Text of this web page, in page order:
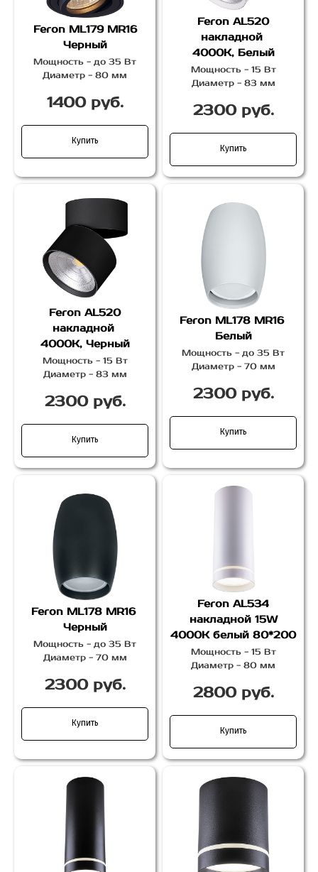
Feron ML179 MR16
Черный
Мощность - до 35 Вт
Диаметр - 80 мм
1400 руб.
Купить
Feron AL520
накладной
4000К, Белый
Мощность - 15 Вт
Диаметр - 83 мм
2300 руб.
Купить
Feron AL520
накладной
4000К, Черный
Мощность - 15 Вт
Диаметр - 83 мм
2300 руб.
Купить
Feron ML178 MR16
Белый
Мощность - до 35 Вт
Диаметр - 70 мм
2300 руб.
Купить
Feron ML178 MR16
Черный
Мощность - до 35 Вт
Диаметр - 70 мм
2300 руб.
Купить
Feron AL534
накладной 15W
4000K белый 80*200
Мощность - 15 Вт
Диаметр - 80 мм
2800 руб.
Купить